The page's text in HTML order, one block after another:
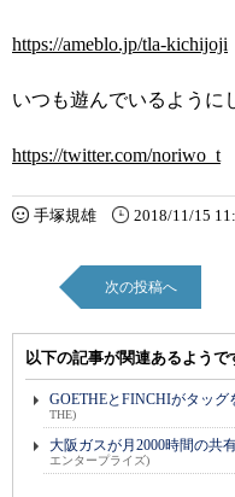
https://ameblo.jp/tla-kichijoji
いつも遊んでいるように
https://twitter.com/noriwo_t
手塚規雄 2018/11/15
次の投稿へ
以下の記事が関連あるようで
GOETHEとFINCHIがタッ
THE)
大阪ガスが月2000時間の
エンタープライズ)